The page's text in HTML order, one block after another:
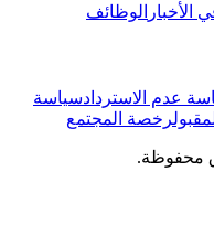
الأخبار الوظائف
عدم الاستردادسياسة
رخصة المجتمع